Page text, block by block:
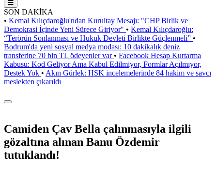
SON DAKİKA
• Kemal Kılıçdaroğlu'ndan Kurultay Mesajı: "CHP Birlik ve
Demokrasi İçinde Yeni Sürece Giriyor" • Kemal Kılıçdaroğlu:
“Terörün Sonlanması ve Hukuk Devleti Birlikte Güçlenmeli” •
Bodrum'da yeni sosyal medya modası: 10 dakikalık deniz
transferine 70 bin TL ödeyenler var • Facebook Hesap Kurtarma
Kabusu: Kod Geliyor Ama Kabul Edilmiyor, Formlar Açılmıyor,
Destek Yok • Akın Gürlek: HSK incelemelerinde 84 hakim ve savcı
meslekten çıkarıldı
Camiden Çav Bella çalınmasıyla ilgili
gözaltına alınan Banu Özdemir
tutuklandı!